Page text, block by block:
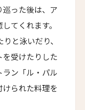
った後は、ア
てくれます。
と泳いだり、
受けたりした
ン「ル・パル
られた料理を